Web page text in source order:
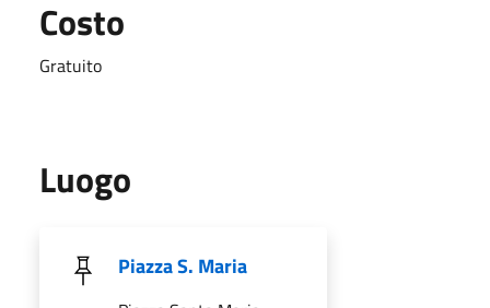
Costo
Gratuito
Luogo
Piazza S. Maria